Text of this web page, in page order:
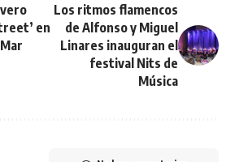
en
Los ritmos flamencos
de Alfonso y Miguel
Linares inauguran el
festival Nits de
Música